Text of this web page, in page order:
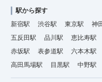
駅から探す
新宿駅
渋谷駅 東京駅 神
五反田駅
品川駅 恵比寿駅
赤坂駅
表参道駅 六本木駅
高田馬場駅
目黒駅 中野駅